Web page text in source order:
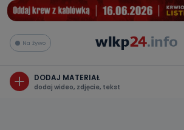
Na żywo
DODAJ MATERIAŁ
dodaj wideo, zdjęcie, tekst